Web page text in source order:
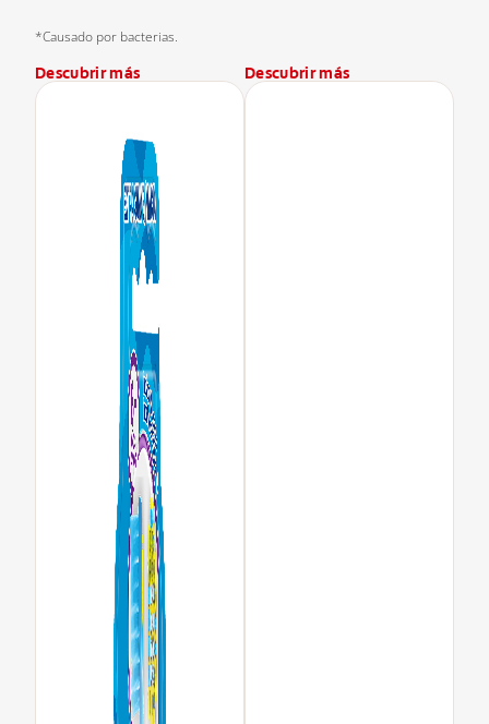
*Causado por bacterias.
Descubrir más Descubrir más